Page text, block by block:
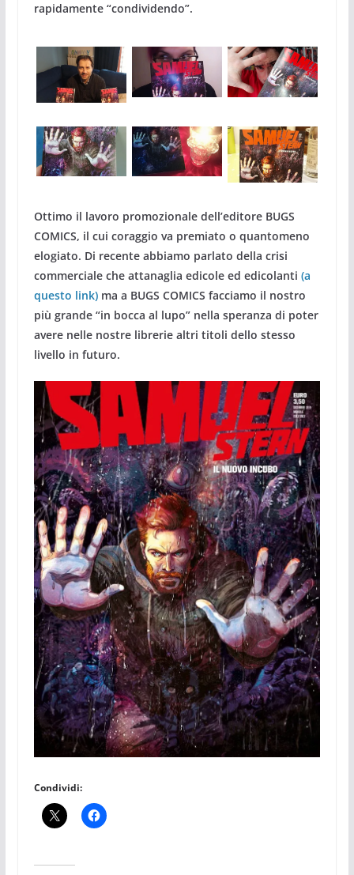
rapidamente “condividendo”.
Ottimo il lavoro promozionale dell’editore BUGS
COMICS, il cui coraggio va premiato o quantomeno
elogiato. Di recente abbiamo parlato della crisi
commerciale che attanaglia edicole ed edicolanti (a
questo link)ma a BUGS COMICS facciamo il nostro
più grande “in bocca al lupo” nella speranza di poter
avere nelle nostre librerie altri titoli dello stesso
livello in futuro.
Condividi: